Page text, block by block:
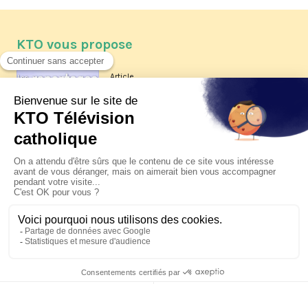
KTO vous propose
Article
Les reportages d'été 2026 de KTO
La visite pastorale du pape Léon
XIV à Assise à suivre sur KTO le
jeudi 6 août
Le pape en Uruguay, Argentine et
Pérou du 6 au 17 novembre 2026